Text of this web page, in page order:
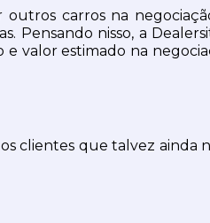
carros na
Pensando nisso, a
valor estimado na
clientes que talvez ainda